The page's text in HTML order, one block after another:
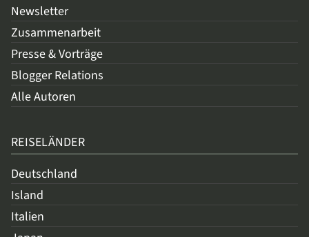
Newsletter
Zusammenarbeit
Presse & Vorträge
Blogger Relations
Alle Autoren
REISELÄNDER
Deutschland
Island
Italien